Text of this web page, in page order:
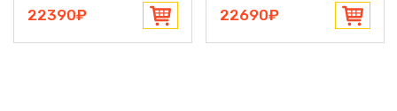
22390₽ 22690₽